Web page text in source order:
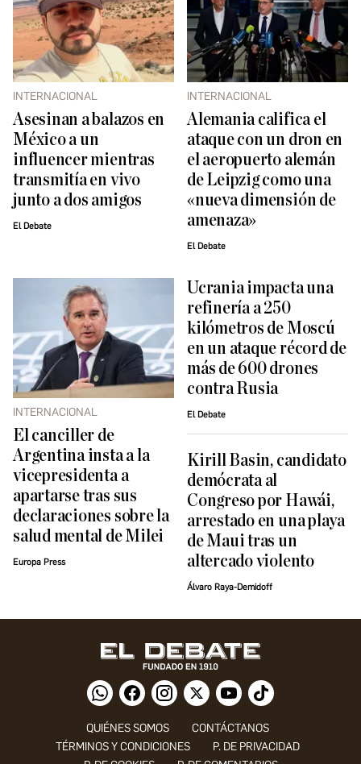
INTERNACIONAL
Asesinan a balazos en
México a un
influencer mientras
transmitía en vivo
junto a dos amigos
El Debate
INTERNACIONAL
Alemania califica el
ataque con un dron en
el aeropuerto alemán
de Leipzig como una
«nueva dimensión de
amenaza»
El Debate
INTERNACIONAL
El canciller de
Argentina insta a la
vicepresidenta a
apartarse tras sus
declaraciones sobre la
salud mental de Milei
Europa Press
Ucrania impacta una
refinería a 250
kilómetros de Moscú
en un ataque récord de
más de 600 drones
contra Rusia
El Debate
Kirill Basin, candidato
demócrata al
Congreso por Hawái,
arrestado en una playa
de Maui tras un
altercado violento
Álvaro Raya-Demidoff
QUIÉNES SOMOS
CONTÁCTANOS
TÉRMINOS Y CONDICIONES
P. DE PRIVACIDAD